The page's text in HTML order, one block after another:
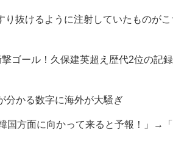
抜けるように注射していたものがこ
ゴール！久保建英超え歴代2位の記
分かる数字に海外が大騒ぎ
国方面に向かって来ると予報！」→